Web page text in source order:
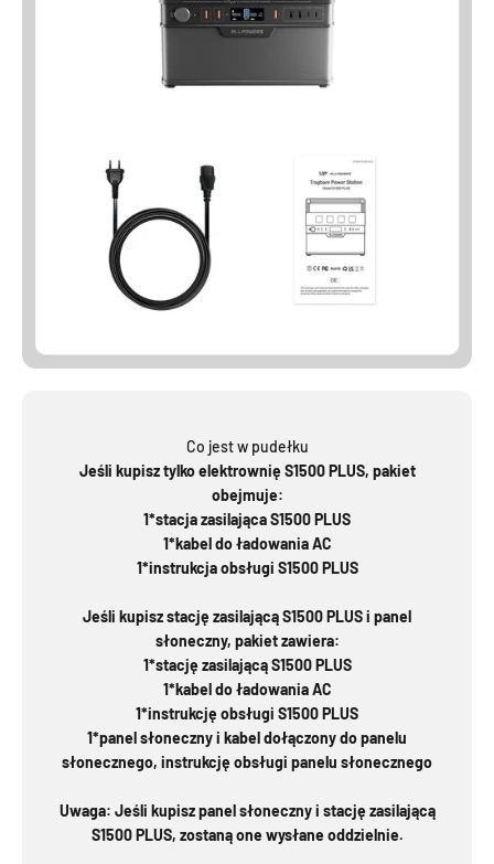
Co jest w pudełku
Jeśli kupisz tylko elektrownię S1500 PLUS, pakiet
obejmuje:
1*stacja zasilająca S1500 PLUS
1*kabel do ładowania AC
1*instrukcja obsługi S1500 PLUS
Jeśli kupisz stację zasilającą S1500 PLUS i panel
słoneczny, pakiet zawiera:
1*stację zasilającą S1500 PLUS
1*kabel do ładowania AC
1*instrukcję obsługi S1500 PLUS
1*panel słoneczny i kabel dołączony do panelu
słonecznego, instrukcję obsługi panelu słonecznego
Uwaga: Jeśli kupisz panel słoneczny i stację zasilającą
S1500 PLUS, zostaną one wysłane oddzielnie.